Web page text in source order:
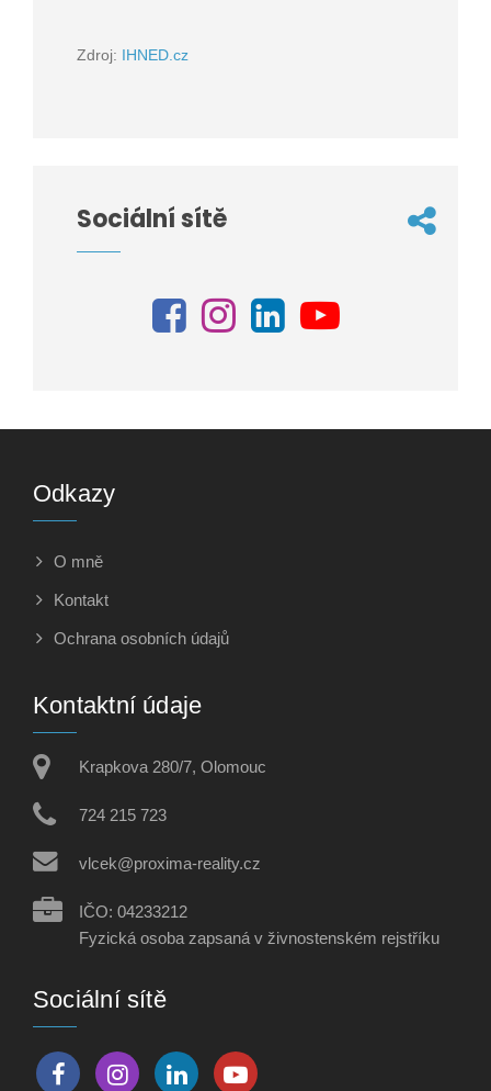
Zdroj: IHNED.cz
Sociální sítě
Odkazy
O mně
Kontakt
Ochrana osobních údajů
Kontaktní údaje
Krapkova 280/7, Olomouc
724 215 723
vlcek@proxima-reality.cz
IČO: 04233212
Fyzická osoba zapsaná v živnostenském rejstříku
Sociální sítě